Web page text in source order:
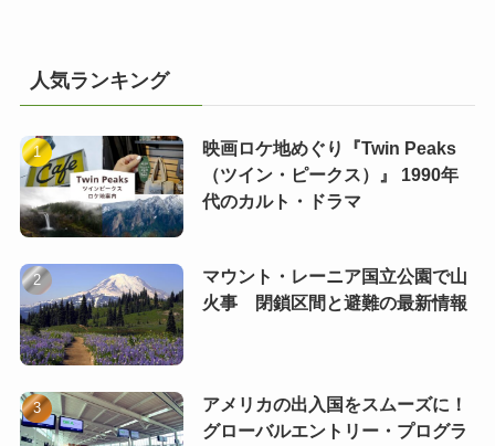
人気ランキング
映画ロケ地めぐり『Twin Peaks
（ツイン・ピークス）』 1990年
代のカルト・ドラマ
マウント・レーニア国立公園で山
火事 閉鎖区間と避難の最新情報
アメリカの出入国をスムーズに！
グローバルエントリー・プログラ